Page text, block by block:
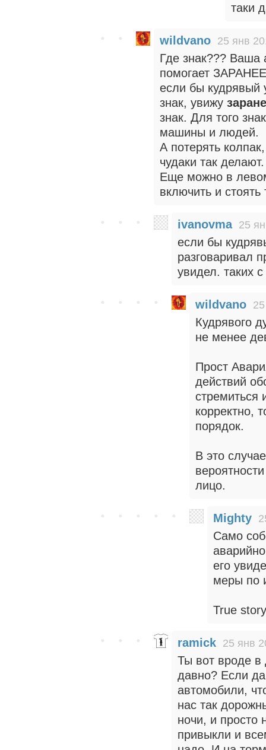
таки
wildvano 25 янв
Где знак??? Ваша
помогает
если бы кудрявый
знак, увижу
знак. Для того
машины и людей.
А потерять
чудаки так делают.
Еще можно в
включить и стоять
ivanovma 25
если бы
разговаривал
увидел. таких
wildvano
Кудрявого
не менее
Прост
действий
стремиться
корректно,
порядок.
В это
лицо.
Mighty
Само
его
меры по
True
ramick 25 янв
Ты вот вроде
давно? Если
автомобили,
нас так
ночи, и просто
привыкли и